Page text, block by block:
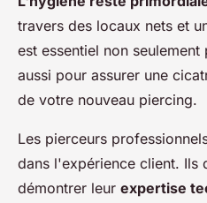
travers des locaux nets et
est essentiel non
aussi pour assurer une
de votre nouveau piercing.
Les pierceurs
dans l'expérience client. Ils
démontrer leur expertise